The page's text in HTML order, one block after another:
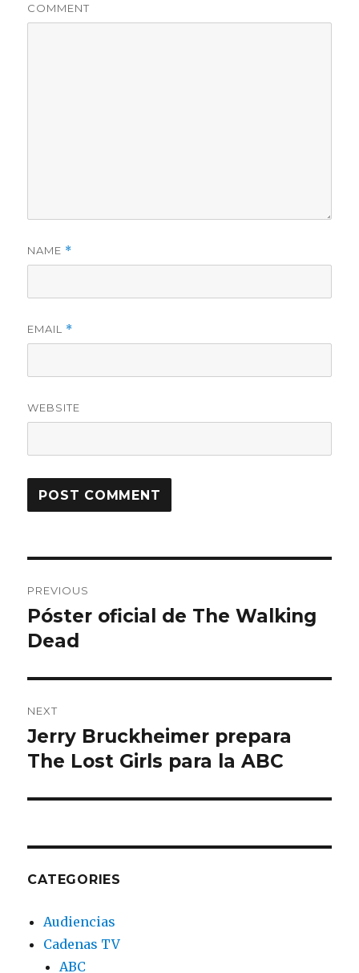
COMMENT
NAME *
EMAIL *
WEBSITE
navigation
PREVIOUS
Previous
post:
Póster oficial de The Walking
Dead
NEXT
Next
post:
Jerry Bruckheimer prepara
The Lost Girls para la ABC
CATEGORIES
Audiencias
Cadenas TV
ABC